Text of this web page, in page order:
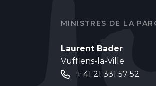
MINISTRES DE LA
Laurent Bader
Vufflens-la-Ville
+ 41 21 331 57 52